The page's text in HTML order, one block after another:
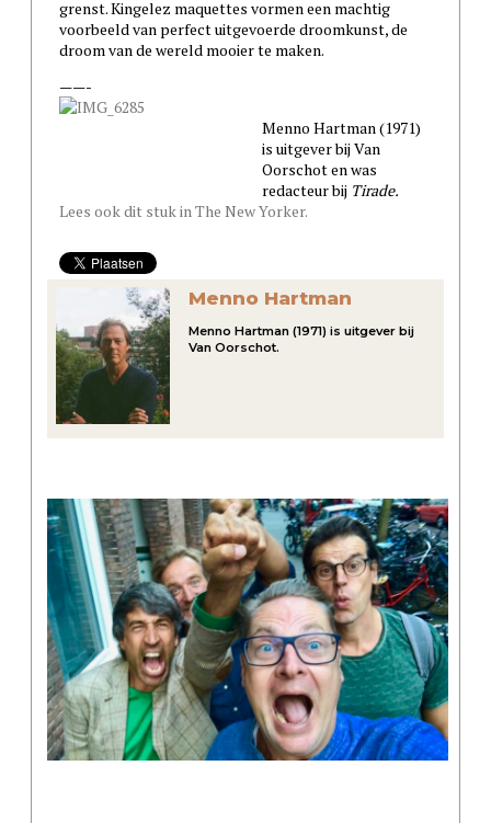
grenst. Kingelez maquettes vormen een machtig
voorbeeld van perfect uitgevoerde droomkunst, de
droom van de wereld mooier te maken.
——-
Menno Hartman (1971)
is uitgever bij Van
Oorschot en was
redacteur bij Tirade.
Lees ook dit stuk in The New Yorker.
Menno Hartman
Menno Hartman (1971) is uitgever bij
Van Oorschot.